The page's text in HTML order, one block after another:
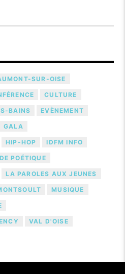
SUR-OISE
CULTURE
BAINS EVÈNEMENT
GALA
HIP-HOP IDFM INFO
POÉTIQUE
LA PAROLES AUX JEUNES
MUSIQUE
VAL D'OISE